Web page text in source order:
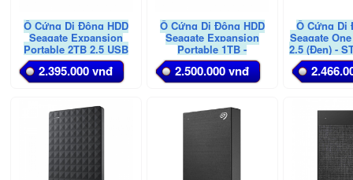
Ổ Cứng Di Động HDD
Seagate Expansion
Portable 2TB 2.5 USB
3.0 - STKM2000400
2.395.000 vnđ
Ổ Cứng Di Động HDD
Seagate Expansion
Portable 1TB -
STKM1000400
2.500.000 vnđ
Ổ Cứng Di
Seagate
2.5 (Đen) -